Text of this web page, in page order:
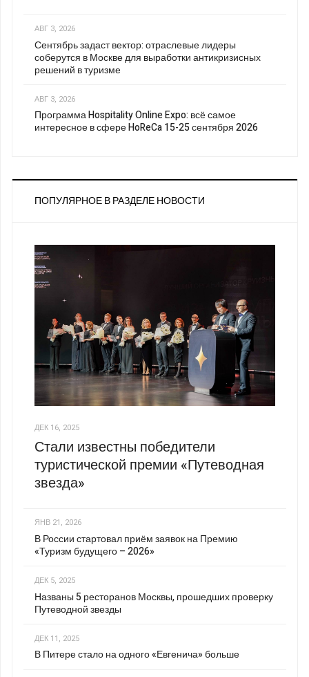
АВГ 3, 2026
Сентябрь задаст вектор: отраслевые лидеры
соберутся в Москве для выработки антикризисных
решений в туризме
АВГ 3, 2026
Программа Hospitality Online Expo: всё самое
интересное в сфере HoReCa 15-25 сентября 2026
ПОПУЛЯРНОЕ В РАЗДЕЛЕ НОВОСТИ
ДЕК 16, 2025
Стали известны победители
туристической премии «Путеводная
звезда»
ЯНВ 21, 2026
В России стартовал приём заявок на Премию
«Туризм будущего – 2026»
ДЕК 5, 2025
Названы 5 ресторанов Москвы, прошедших проверку
Путеводной звезды
ДЕК 11, 2025
В Питере стало на одного «Евгенича» больше